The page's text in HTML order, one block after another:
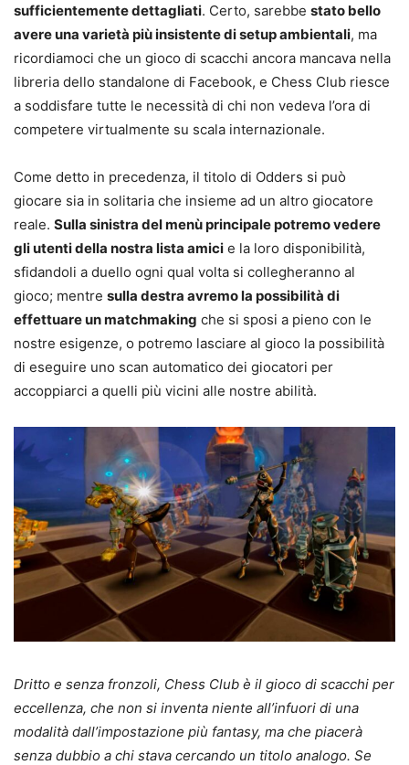
sufficientemente dettagliati. Certo, sarebbe stato bello
avere una varietà più insistente di setup ambientali, ma
ricordiamoci che un gioco di scacchi ancora mancava nella
libreria dello standalone di Facebook, e Chess Club riesce
a soddisfare tutte le necessità di chi non vedeva l’ora di
competere virtualmente su scala internazionale.
Come detto in precedenza, il titolo di Odders si può
giocare sia in solitaria che insieme ad un altro giocatore
reale. Sulla sinistra del menù principale potremo vedere
gli utenti della nostra lista amici e la loro disponibilità,
sfidandoli a duello ogni qual volta si collegheranno al
gioco; mentre sulla destra avremo la possibilità di
effettuare un matchmaking che si sposi a pieno con le
nostre esigenze, o potremo lasciare al gioco la possibilità
di eseguire uno scan automatico dei giocatori per
accoppiarci a quelli più vicini alle nostre abilità.
Dritto e senza fronzoli, Chess Club è il gioco di scacchi per
eccellenza, che non si inventa niente all’infuori di una
modalità dall’impostazione più fantasy, ma che piacerà
senza dubbio a chi stava cercando un titolo analogo. Se